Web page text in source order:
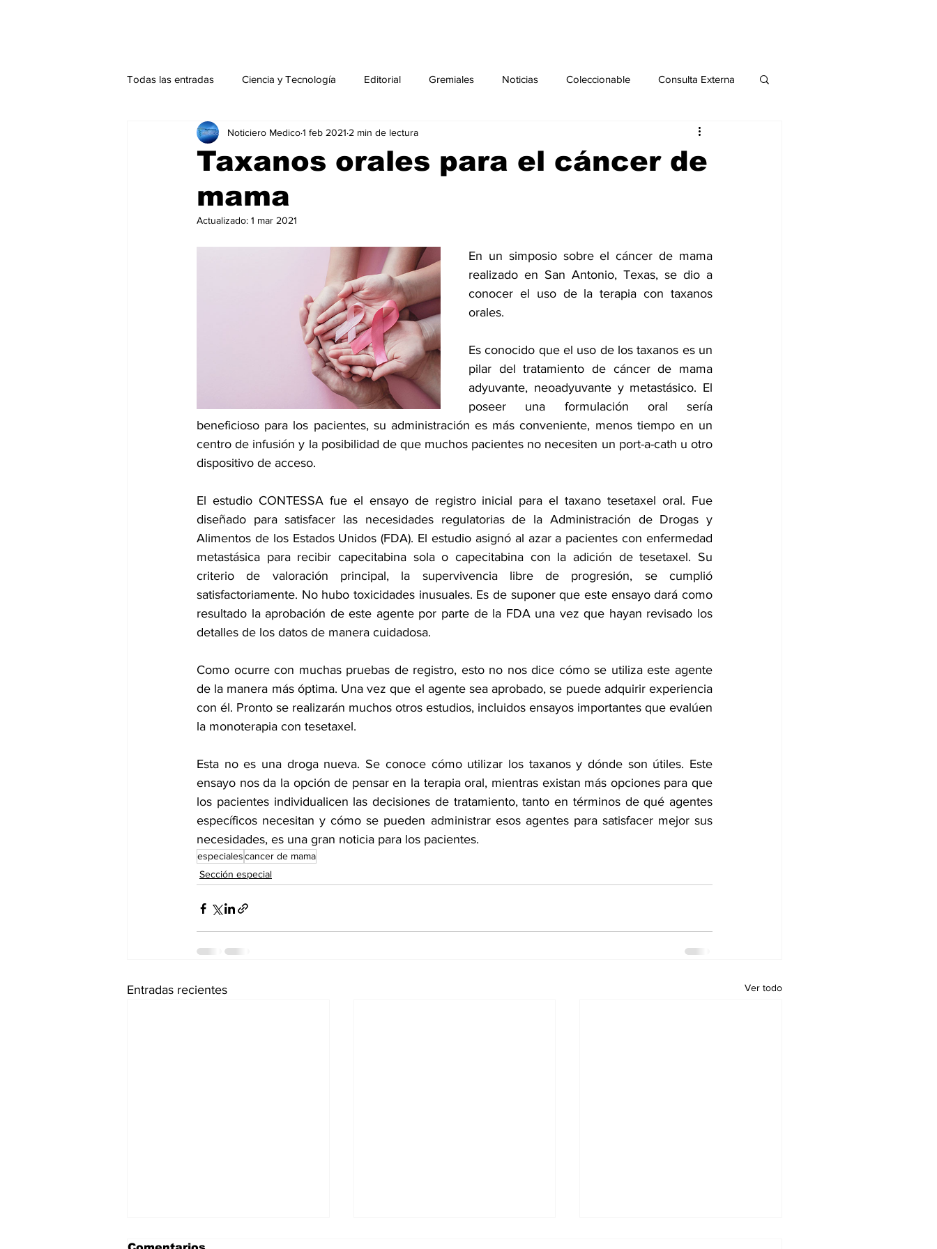
Todas las entradas Ciencia y Tecnología Editorial Gremiales Noticias Coleccionable Consulta Externa
Actualidad Salud Mental Agenda Sección especial Publicaciones
Endocrinología Actualidad especial
Consulta Externa especial Editorial especial Gremiales especial
Perfiles especial Publicaciones especial dia mundial de la diabetes
Taxanos orales para el cáncer de
mama
Noticiero Medico1 feb 2021 2 min de lectura
Actualizado: 1 mar 2021
En un simposio sobre el cáncer de mama
realizado en San Antonio, Texas, se dio a
conocer el uso de la terapia con taxanos
orales.
Es conocido que el uso de los taxanos es un
pilar del tratamiento de cáncer de mama
adyuvante, neoadyuvante y metastásico. El
poseer una formulación oral sería
beneficioso para los pacientes, su administración es más conveniente, menos tiempo en un
centro de infusión y la posibilidad de que muchos pacientes no necesiten un port-a-cath u otro
dispositivo de acceso.
El estudio CONTESSA fue el ensayo de registro inicial para el taxano tesetaxel oral. Fue
diseñado para satisfacer las necesidades regulatorias de la Administración de Drogas y
Alimentos de los Estados Unidos (FDA). El estudio asignó al azar a pacientes con enfermedad
metastásica para recibir capecitabina sola o capecitabina con la adición de tesetaxel. Su
criterio de valoración principal, la supervivencia libre de progresión, se cumplió
satisfactoriamente. No hubo toxicidades inusuales. Es de suponer que este ensayo dará como
resultado la aprobación de este agente por parte de la FDA una vez que hayan revisado los
detalles de los datos de manera cuidadosa.
Como ocurre con muchas pruebas de registro, esto no nos dice cómo se utiliza este agente
de la manera más óptima. Una vez que el agente sea aprobado, se puede adquirir experiencia
con él. Pronto se realizarán muchos otros estudios, incluidos ensayos importantes que evalúen
la monoterapia con tesetaxel.
Esta no es una droga nueva. Se conoce cómo utilizar los taxanos y dónde son útiles. Este
ensayo nos da la opción de pensar en la terapia oral, mientras existan más opciones para que
los pacientes individualicen las decisiones de tratamiento, tanto en términos de qué agentes
específicos necesitan y cómo se pueden administrar esos agentes para satisfacer mejor sus
necesidades, es una gran noticia para los pacientes.
especialescancer de mama
Sección especial
Entradas recientes Ver todo